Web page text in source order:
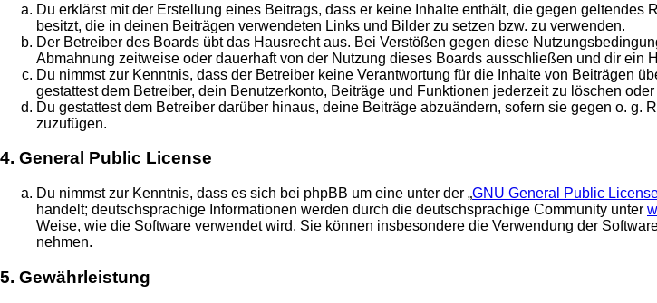
Du erklärst mit der Erstellung eines Beitrags, dass er keine Inhalte enthält, die gegen
besitzt, die in deinen Beiträgen verwendeten Links und Bilder zu setzen bzw. zu verwenden.
Der Betreiber des Boards übt das Hausrecht aus. Bei Verstößen gegen diese
Abmahnung zeitweise oder dauerhaft von der Nutzung dieses Boards ausschließen und dir ein
Du nimmst zur Kenntnis, dass der Betreiber keine Verantwortung für die Inhalte von Beiträgen
gestattest dem Betreiber, dein Benutzerkonto, Beiträge und Funktionen jederzeit zu löschen oder
Du gestattest dem Betreiber darüber hinaus, deine Beiträge abzuändern, sofern sie gegen o.
zuzufügen.
4. General Public License
Du nimmst zur Kenntnis, dass es sich bei phpBB um eine unter der „GNU General Public
handelt; deutschsprachige Informationen werden durch die deutschsprachige Community unter
Weise, wie die Software verwendet wird. Sie können insbesondere die Verwendung der
nehmen.
5. Gewährleistung